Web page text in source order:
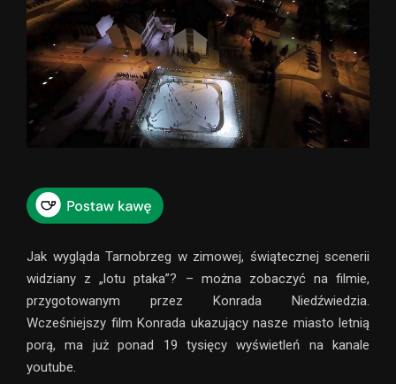
Jak wygląda Tarnobrzeg w zimowej, świątecznej scenerii
widziany z „lotu ptaka”? – można zobaczyć na filmie,
przygotowanym przez Konrada Niedźwiedzia.
Wcześniejszy film Konrada ukazujący nasze miasto letnią
porą, ma już ponad 19 tysięcy wyświetleń na kanale
youtube.